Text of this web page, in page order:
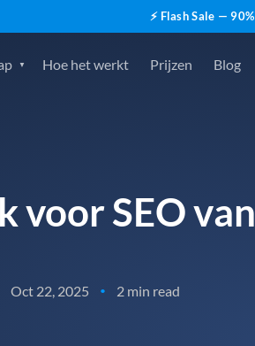
⚡ Flash Sale —
Hoe het werkt Prijzen Blog
voor SEO
Oct 22, 2025 • 2 min read